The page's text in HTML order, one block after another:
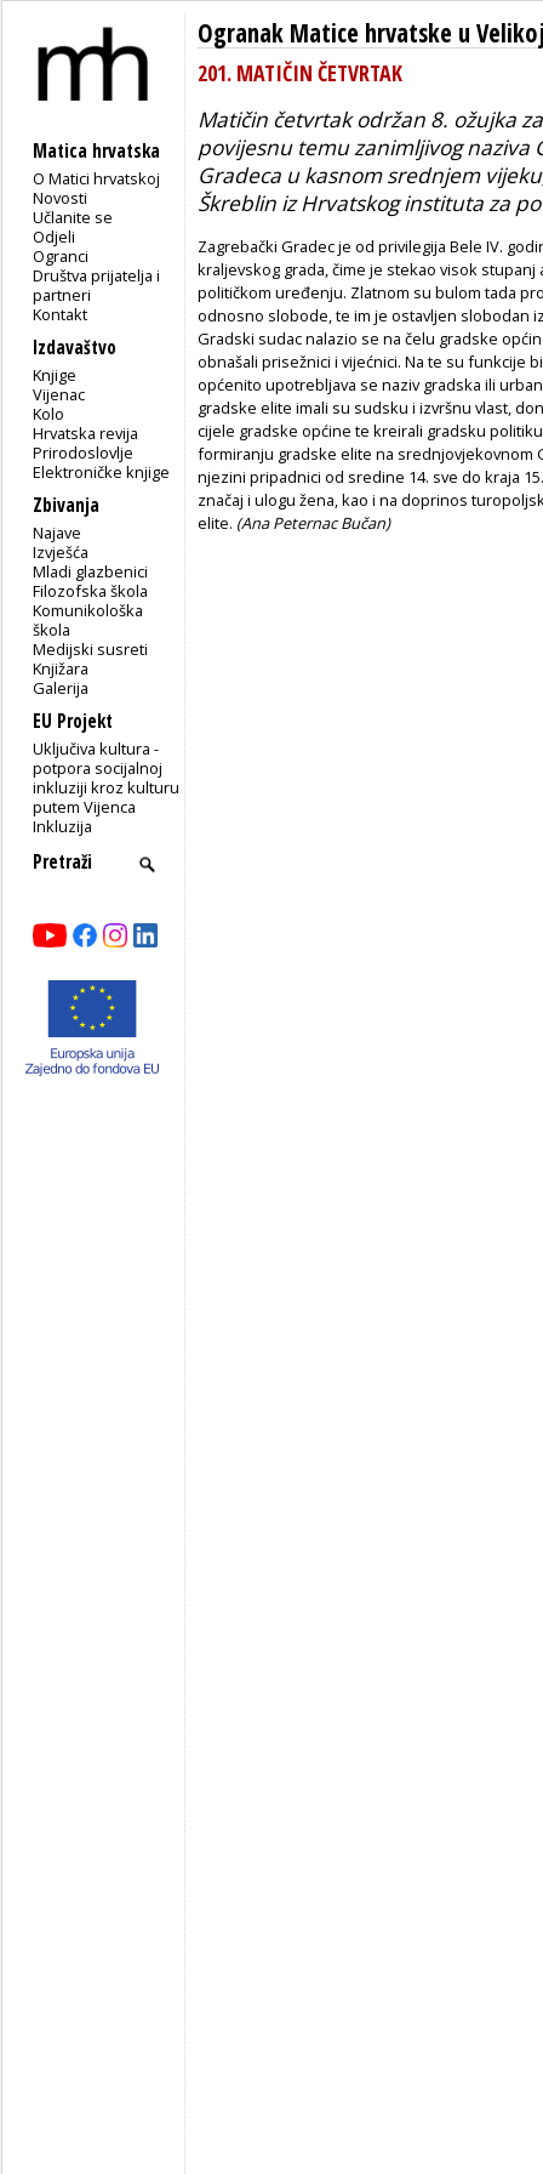
Matica hrvatska
O Matici hrvatskoj
Novosti
Učlanite se
Odjeli
Ogranci
Društva prijatelja i
partneri
Kontakt
Izdavaštvo
Knjige
Vijenac
Kolo
Hrvatska revija
Prirodoslovlje
Elektroničke knjige
Zbivanja
Najave
Izvješća
Mladi glazbenici
Filozofska škola
Komunikološka
škola
Medijski susreti
Knjižara
Galerija
EU Projekt
Uključiva kultura -
potpora socijalnoj
inkluziji kroz kulturu
putem Vijenca
Inkluzija
Ogranak Matice hrvatske u
201. MATIČIN ČETVRTAK
Matičin četvrtak održan 8. ožujka
povijesnu temu zanimljivog naziva
Gradeca u kasnom srednjem vijeku
Škreblin iz Hrvatskog instituta za
Zagrebački Gradec je od privilegija Bele IV.
kraljevskog grada, čime je stekao visok
političkom uređenju. Zlatnom su bulom tada
odnosno slobode, te im je ostavljen slobodan
Gradski sudac nalazio se na čelu gradske
obnašali prisežnici i vijećnici. Na te su funkcije
općenito upotrebljava se naziv gradska ili
gradske elite imali su sudsku i izvršnu vlast,
cijele gradske općine te kreirali gradsku
formiranju gradske elite na srednjovjekovnom
njezini pripadnici od sredine 14. sve do kraja
značaj i ulogu žena, kao i na doprinos
elite. (Ana Peternac Bučan)